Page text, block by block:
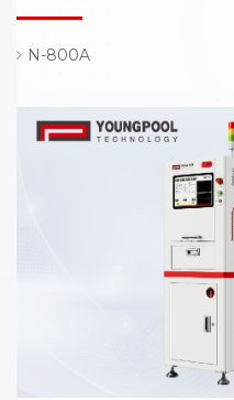
N-800A